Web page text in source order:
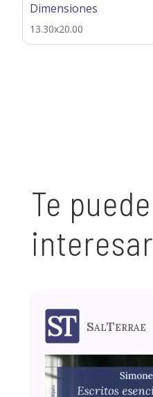
Dimensiones
13.30x20.00
Te puede
interesar
SalTerrae